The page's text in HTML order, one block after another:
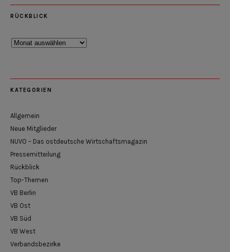
RÜCKBLICK
Rückblick
KATEGORIEN
Allgemein
Neue Mitglieder
NUVO – Das ostdeutsche Wirtschaftsmagazin
Pressemitteilung
Rückblick
Top-Themen
VB Berlin
VB Ost
VB Süd
VB West
Verbandsbezirke